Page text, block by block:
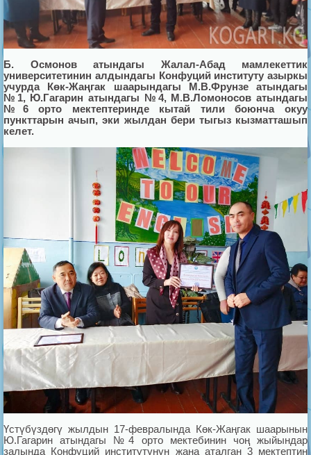
Б. Осмонов атындагы Жалал-Абад мамлекеттик
университетинин алдындагы Конфуций институту азыркы
учурда Көк-Жаңгак шаарындагы М.В.Фрунзе атындагы
№1, Ю.Гагарин атындагы №4, М.В.Ломоносов атындагы
№6 орто мектептеринде кытай тили боюнча окуу
пункттарын ачып, эки жылдан бери тыгыз кызматташып
келет.
Үстүбүздөгү жылдын 17-февралында Көк-Жаңгак шаарынын
Ю.Гагарин атындагы №4 орто мектебинин чоң жыйындар
залында Конфуций институтунун жана аталган 3 мектептин